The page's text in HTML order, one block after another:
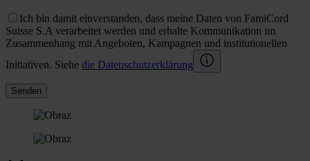
Ich bin damit einverstanden, dass meine Daten von FamiCord
Suisse S.A verarbeitet werden und erhalte Kommunikation im
Zusammenhang mit Angeboten, Kampagnen und institutionellen
Initiativen. Siehe die Datenschutzerklärung
Senden